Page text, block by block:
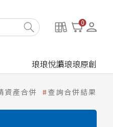
0
琅琅悅讀琅琅原創
資產合併 查詢合併結果